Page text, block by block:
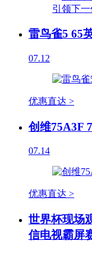
雷鸟雀5 65
07.12
优惠直达 >
创维75A3F
07.14
优惠直达 >
世界杯现场
信电视霸屏